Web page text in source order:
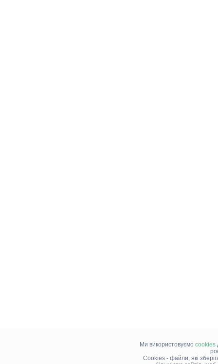
Ми використовуємо cookies
Cookies - файли, які